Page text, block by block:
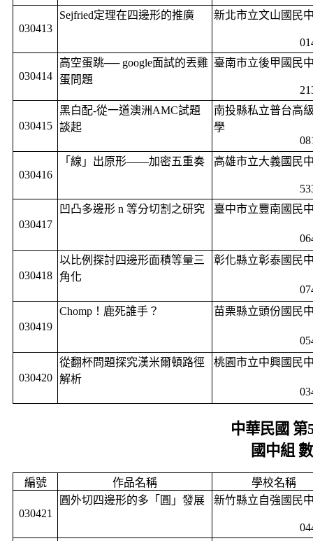
030413
Sejfried定理在四邊形的推廣 新北市立文山國民
030414
高空蛋跳──google面試的丟雞
蛋問題
臺南市立後甲國民
030415
黑白配-從一道澳洲AMC試題
談起
南投縣私立普台高
學
030416
「線」出原形——加密五重奏 高雄市立大義國民
030417
凹凸多邊形n 等分切割之研究 臺中市立豐南國民
030418
以比例探討四邊形面積等量三
角化
彰化縣立彰泰國民
030419
Chomp！鹿死誰手？ 苗栗縣立頭份國民
030420
從翻杯問題探究漢米爾頓路徑
解析
桃園市立中興國民
中華民國 第
國中組
編號 作品名稱 學校名稱
030421
圓外切四邊形的多「圓」發展 新竹縣立自強國民